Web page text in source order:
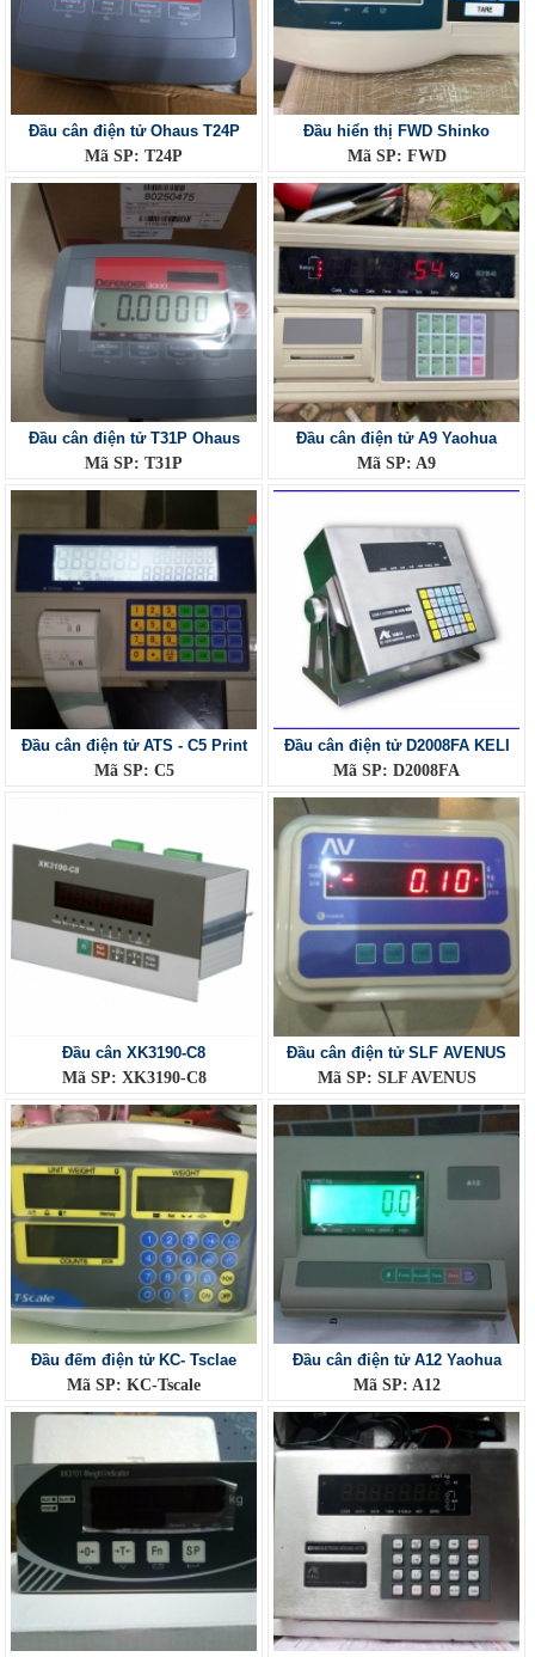
Đầu cân điện tử Ohaus T24P
Mã SP: T24P
Đầu hiển thị FWD Shinko
Mã SP: FWD
Đầu cân điện tử T31P Ohaus
Mã SP: T31P
Đầu cân điện tử A9 Yaohua
Mã SP: A9
Đầu cân điện tử ATS - C5 Print
Mã SP: C5
Đầu cân điện tử D2008FA KELI
Mã SP: D2008FA
Đầu cân XK3190-C8
Mã SP: XK3190-C8
Đầu cân điện tử SLF AVENUS
Mã SP: SLF AVENUS
Đầu đếm điện tử KC- Tsclae
Mã SP: KC-Tscale
Đầu cân điện tử A12 Yaohua
Mã SP: A12